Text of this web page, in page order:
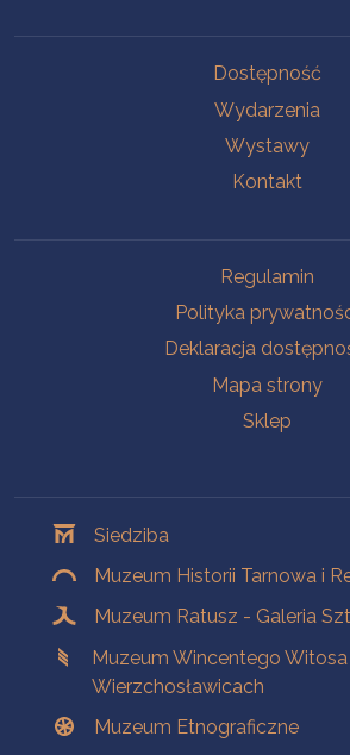
Dostępność
Wydarzenia
Wystawy
Kontakt
Regulamin
Polityka
Deklaracja
Mapa strony
Sklep
Siedziba
Muzeum Historii Tarnowa i
Muzeum Ratusz - Galeria
Muzeum Wincentego
Wierzchosławicach
Muzeum Etnograficzne